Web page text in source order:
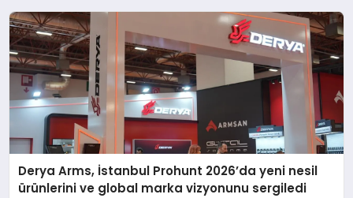
Derya Arms, İstanbul Prohunt 2026’da yeni nesil
ürünlerini ve global marka vizyonunu sergiledi